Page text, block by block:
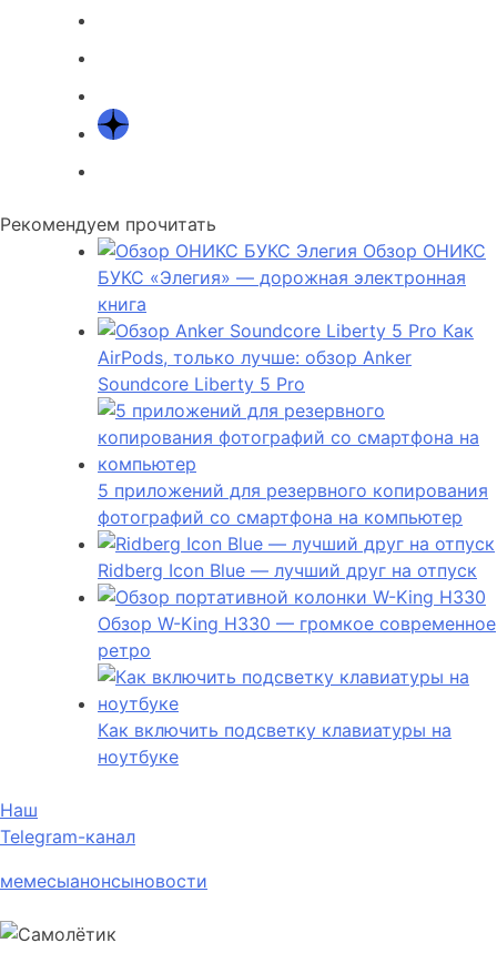
Рекомендуем прочитать
Обзор ОНИКС
БУКС «Элегия» — дорожная электронная
книга
Как
AirPods, только лучше: обзор Anker
Soundcore Liberty 5 Pro
5 приложений для резервного копирования
фотографий со смартфона на компьютер
Ridberg Icon Blue — лучший друг на отпуск
Обзор W-King H330 — громкое современное
ретро
Как включить подсветку клавиатуры на
ноутбуке
Наш
Telegram-канал
мемесыанонсыновости